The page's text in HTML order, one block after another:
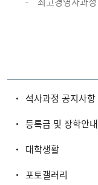
석사과정 공지사항
등록금 및 장학안내
대학생활
포토갤러리